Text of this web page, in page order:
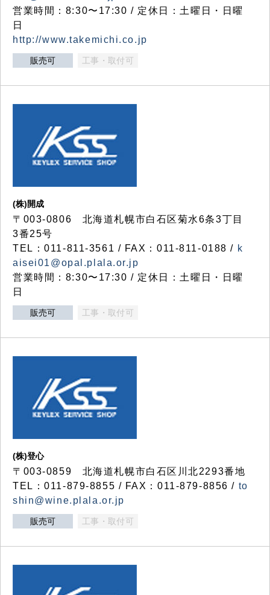
営業時間：8:30〜17:30 / 定休日：土曜日・日曜
日
http://www.takemichi.co.jp
販売可 工事・取付可
(株)開成
〒003-0806 北海道札幌市白石区菊水6条3丁目
3番25号
TEL：011-811-3561 / FAX：011-811-0188 / k
aisei01@opal.plala.or.jp
営業時間：8:30〜17:30 / 定休日：土曜日・日曜
日
販売可 工事・取付可
(株)登心
〒003-0859 北海道札幌市白石区川北2293番地
TEL：011-879-8855 / FAX：011-879-8856 / to
shin@wine.plala.or.jp
販売可 工事・取付可